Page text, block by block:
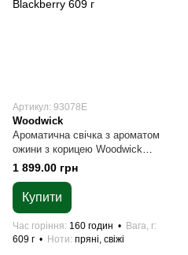
Артикул: 93078E
Woodwick
Ароматична свічка з ароматом
ожини з корицею Woodwick
Large Spiced Blackberry 609 г
1 899.00 грн
Купити
Час горіння 160 годин
Вага, г
609 г
Ноти пряні, свіжі